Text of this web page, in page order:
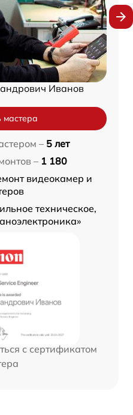
Иванов
мастера
– 5 лет
– 1 180
видеокамер и
техническое,
с сертификатом